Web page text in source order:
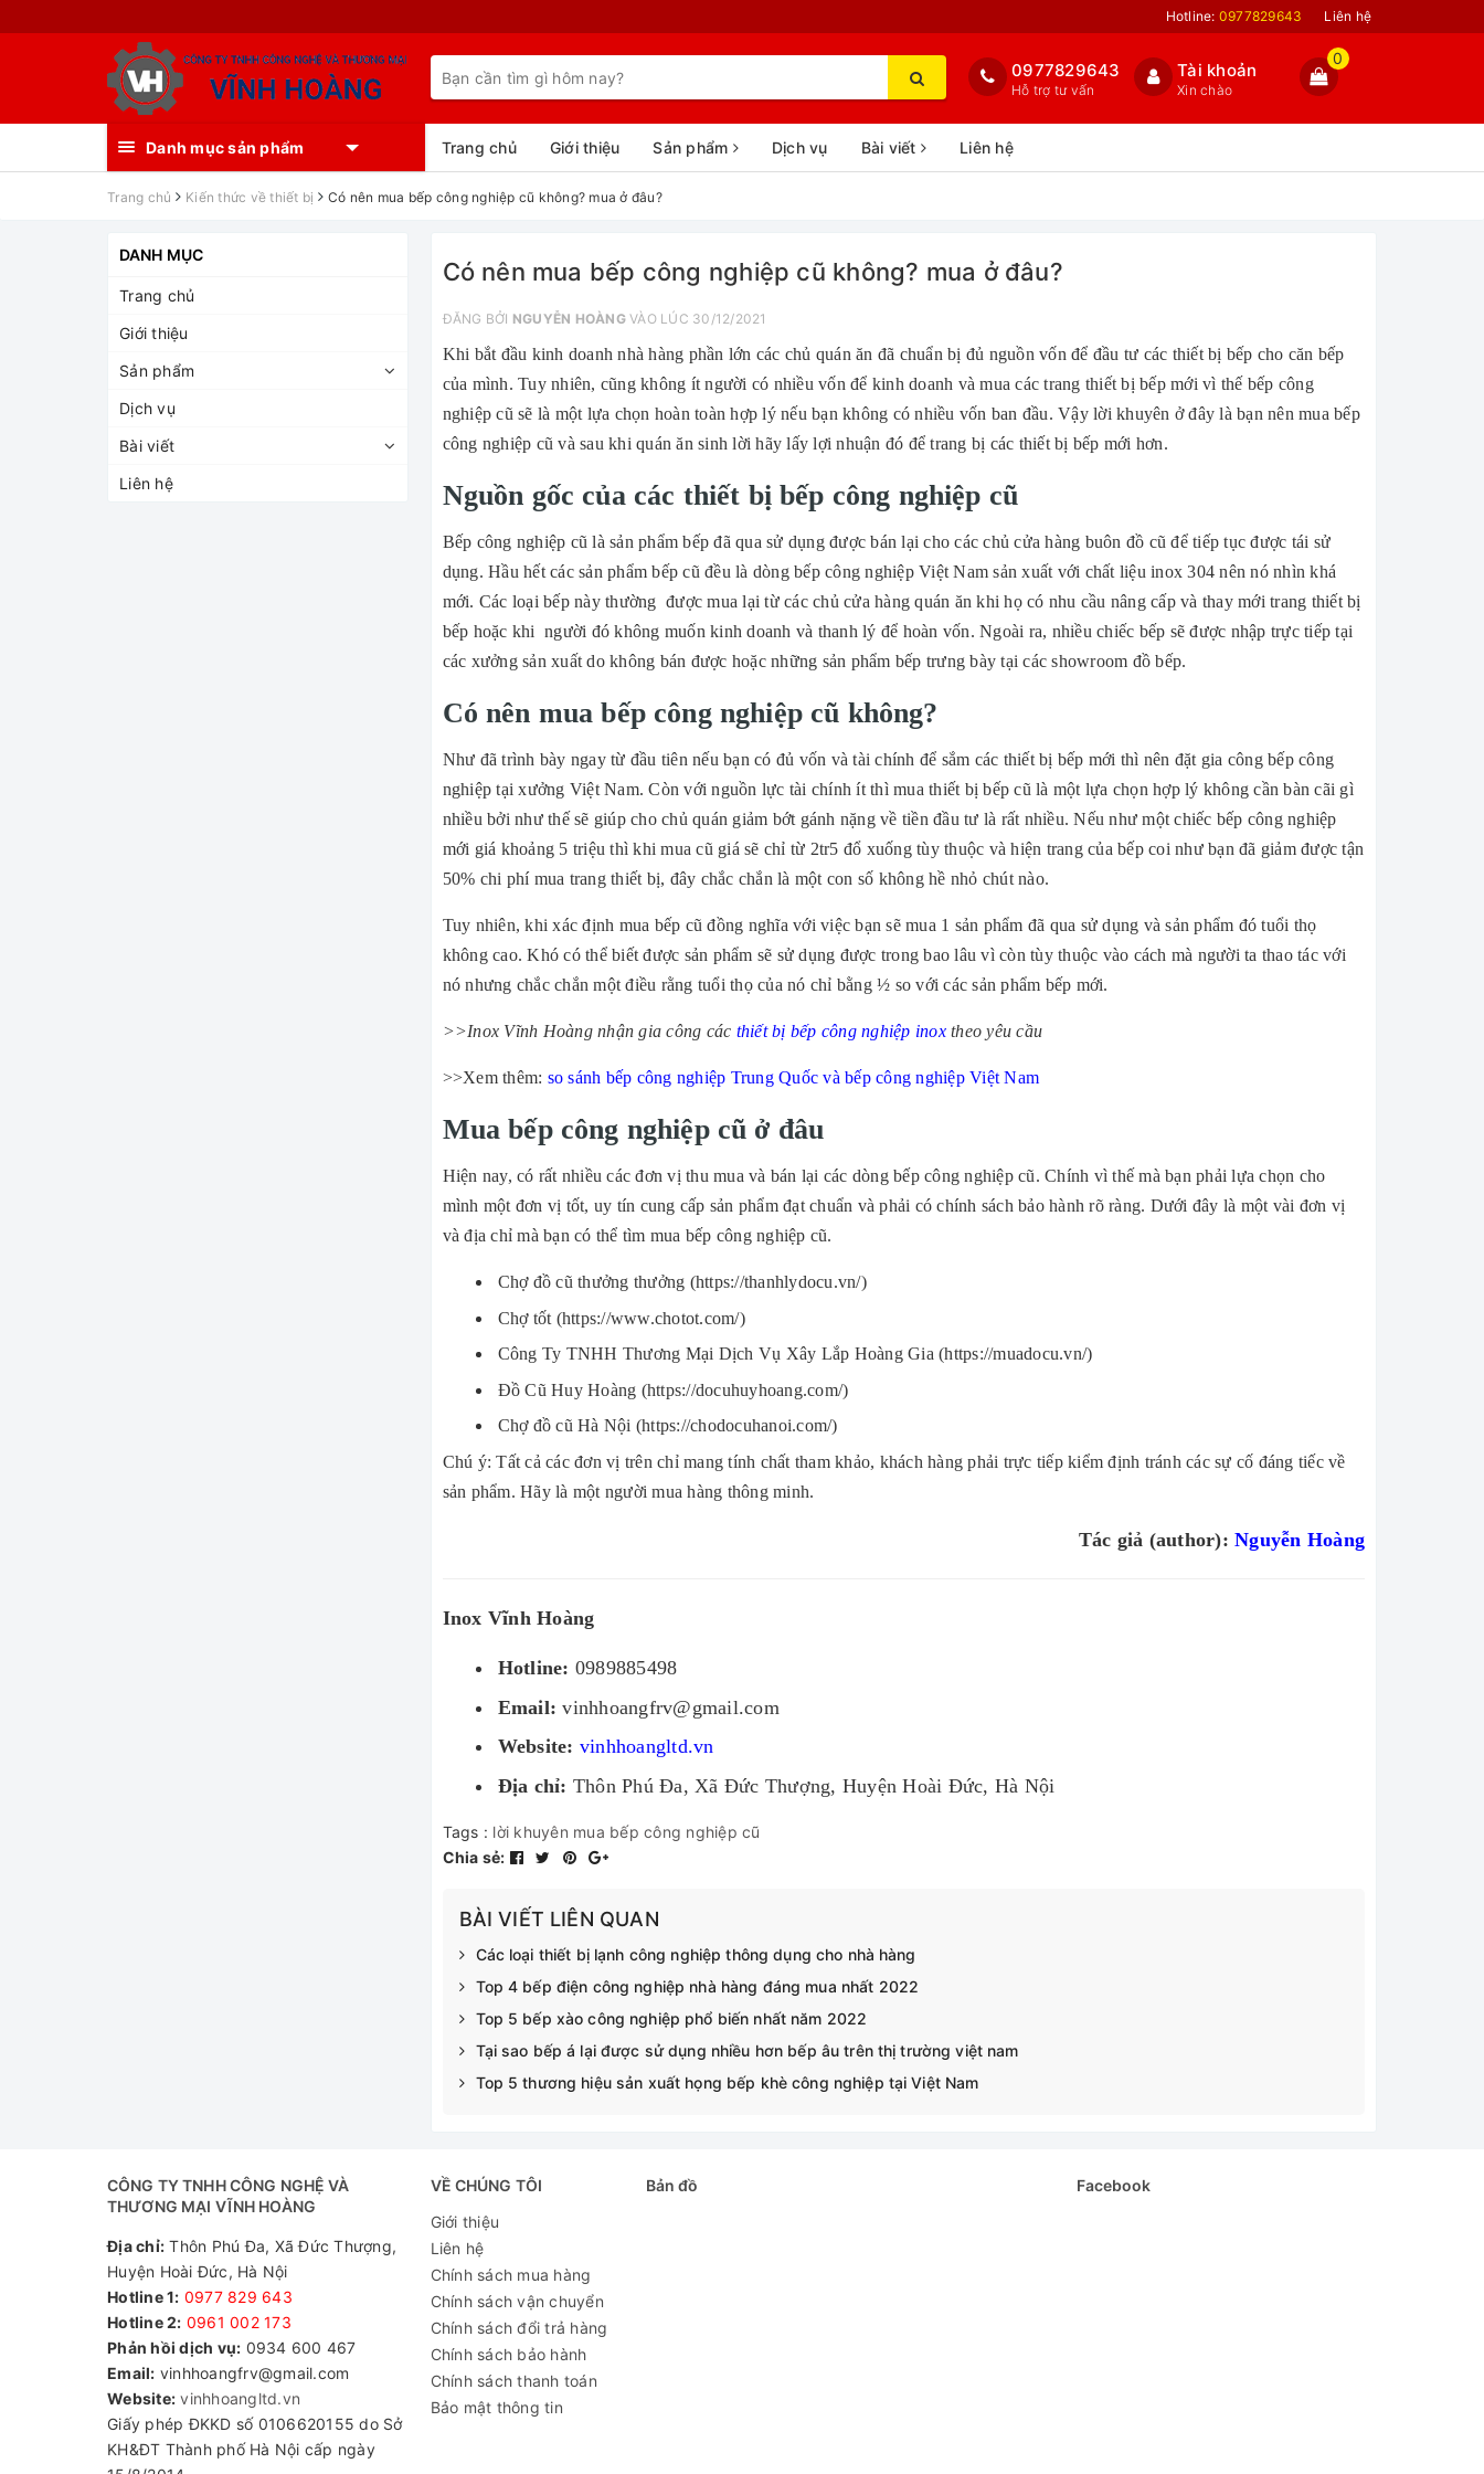
Hotline: 0977829643 Liên hệ
0977829643
Hỗ trợ tư vấn
Tài khoản
Xin chào
0
Danh mục sản phẩm Trang chủ Giới thiệu Sản phẩm Dịch vụ Bài viết Liên hệ
Trang chủ Kiến thức về thiết bị Có nên mua bếp công nghiệp cũ không? mua ở đâu?
Có nên mua bếp công nghiệp cũ không? mua ở đâu?
ĐĂNG BỞI NGUYỄN HOÀNGVÀO LÚC 30/12/2021
Khi bắt đầu kinh doanh nhà hàng phần lớn các chủ quán ăn đã chuẩn bị đủ nguồn vốn để đầu tư các thiết bị bếp cho căn bếp
của mình. Tuy nhiên, cũng không ít người có nhiều vốn để kinh doanh và mua các trang thiết bị bếp mới vì thế bếp công
nghiệp cũ sẽ là một lựa chọn hoàn toàn hợp lý nếu bạn không có nhiều vốn ban đầu. Vậy lời khuyên ở đây là bạn nên mua bếp
công nghiệp cũ và sau khi quán ăn sinh lời hãy lấy lợi nhuận đó để trang bị các thiết bị bếp mới hơn.
Nguồn gốc của các thiết bị bếp công nghiệp cũ
Bếp công nghiệp cũ là sản phẩm bếp đã qua sử dụng được bán lại cho các chủ cửa hàng buôn đồ cũ để tiếp tục được tái sử
dụng. Hầu hết các sản phẩm bếp cũ đều là dòng bếp công nghiệp Việt Nam sản xuất với chất liệu inox 304 nên nó nhìn khá
mới. Các loại bếp này thường được mua lại từ các chủ cửa hàng quán ăn khi họ có nhu cầu nâng cấp và thay mới trang thiết bị
bếp hoặc khi người đó không muốn kinh doanh và thanh lý để hoàn vốn. Ngoài ra, nhiều chiếc bếp sẽ được nhập trực tiếp tại
các xưởng sản xuất do không bán được hoặc những sản phẩm bếp trưng bày tại các showroom đồ bếp.
Có nên mua bếp công nghiệp cũ không?
Như đã trình bày ngay từ đầu tiên nếu bạn có đủ vốn và tài chính để sắm các thiết bị bếp mới thì nên đặt gia công bếp công
nghiệp tại xưởng Việt Nam. Còn với nguồn lực tài chính ít thì mua thiết bị bếp cũ là một lựa chọn hợp lý không cần bàn cãi gì
nhiều bởi như thế sẽ giúp cho chủ quán giảm bớt gánh nặng về tiền đầu tư là rất nhiều. Nếu như một chiếc bếp công nghiệp
mới giá khoảng 5 triệu thì khi mua cũ giá sẽ chỉ từ 2tr5 đổ xuống tùy thuộc và hiện trang của bếp coi như bạn đã giảm được tận
50% chi phí mua trang thiết bị, đây chắc chắn là một con số không hề nhỏ chút nào.
Tuy nhiên, khi xác định mua bếp cũ đồng nghĩa với việc bạn sẽ mua 1 sản phẩm đã qua sử dụng và sản phẩm đó tuổi thọ
không cao. Khó có thể biết được sản phẩm sẽ sử dụng được trong bao lâu vì còn tùy thuộc vào cách mà người ta thao tác với
nó nhưng chắc chắn một điều rằng tuổi thọ của nó chỉ bằng ½ so với các sản phẩm bếp mới.
>>Inox Vĩnh Hoàng nhận gia công các thiết bị bếp công nghiệp inoxtheo yêu cầu
>>Xem thêm: so sánh bếp công nghiệp Trung Quốc và bếp công nghiệp Việt Nam
Mua bếp công nghiệp cũ ở đâu
Hiện nay, có rất nhiều các đơn vị thu mua và bán lại các dòng bếp công nghiệp cũ. Chính vì thế mà bạn phải lựa chọn cho
mình một đơn vị tốt, uy tín cung cấp sản phẩm đạt chuẩn và phải có chính sách bảo hành rõ ràng. Dưới đây là một vài đơn vị
và địa chỉ mà bạn có thể tìm mua bếp công nghiệp cũ.
Chợ đồ cũ thưởng thưởng (https://thanhlydocu.vn/)
Chợ tốt (https://www.chotot.com/)
Công Ty TNHH Thương Mại Dịch Vụ Xây Lắp Hoàng Gia (https://muadocu.vn/)
Đồ Cũ Huy Hoàng (https://docuhuyhoang.com/)
Chợ đồ cũ Hà Nội (https://chodocuhanoi.com/)
Chú ý: Tất cả các đơn vị trên chỉ mang tính chất tham khảo, khách hàng phải trực tiếp kiểm định tránh các sự cố đáng tiếc về
sản phẩm. Hãy là một người mua hàng thông minh.
Tác giả (author): Nguyễn Hoàng
Inox Vĩnh Hoàng
Hotline: 0989885498
Email: vinhhoangfrv@gmail.com
Website: vinhhoangltd.vn
Địa chỉ: Thôn Phú Đa, Xã Đức Thượng, Huyện Hoài Đức, Hà Nội
Tags : lời khuyên mua bếp công nghiệp cũ
Chia sẻ:
BÀI VIẾT LIÊN QUAN
Các loại thiết bị lạnh công nghiệp thông dụng cho nhà hàng
Top 4 bếp điện công nghiệp nhà hàng đáng mua nhất 2022
Top 5 bếp xào công nghiệp phổ biến nhất năm 2022
Tại sao bếp á lại được sử dụng nhiều hơn bếp âu trên thị trường việt nam
Top 5 thương hiệu sản xuất họng bếp khè công nghiệp tại Việt Nam
DANH MỤC
Trang chủ
Giới thiệu
Sản phẩm
Dịch vụ
Bài viết
Liên hệ
CÔNG TY TNHH CÔNG NGHỆ VÀ
THƯƠNG MẠI VĨNH HOÀNG
Địa chỉ: Thôn Phú Đa, Xã Đức Thượng,
Huyện Hoài Đức, Hà Nội
Hotline 1: 0977 829 643
Hotline 2: 0961 002 173​
Phản hồi dịch vụ: 0934 600 467
Email: vinhhoangfrv@gmail.com
Website: vinhhoangltd.vn
Giấy phép ĐKKD số 0106620155 do Sở
KH&ĐT Thành phố Hà Nội cấp ngày
VỀ CHÚNG TÔI
Giới thiệu
Liên hệ
Chính sách mua hàng
Chính sách vận chuyển
Chính sách đổi trả hàng
Chính sách bảo hành
Chính sách thanh toán
Bảo mật thông tin
Bản đồ Facebook